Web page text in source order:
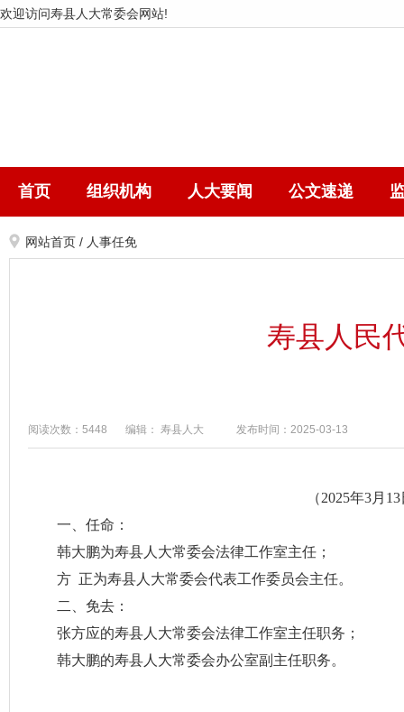
欢迎访问寿县人大常委会网站!
首页 组织机构 人大要闻 公文速递
网站首页 / 人事任免
寿县人民
阅读次数：5448 编辑： 寿县人大 发布时间：2025-03-13
（2025年3月
一、任命：
韩大鹏为寿县人大常委会法律工作室主任；
方 正为寿县人大常委会代表工作委员会主任。
二、免去：
张方应的寿县人大常委会法律工作室主任职务；
韩大鹏的寿县人大常委会办公室副主任职务。